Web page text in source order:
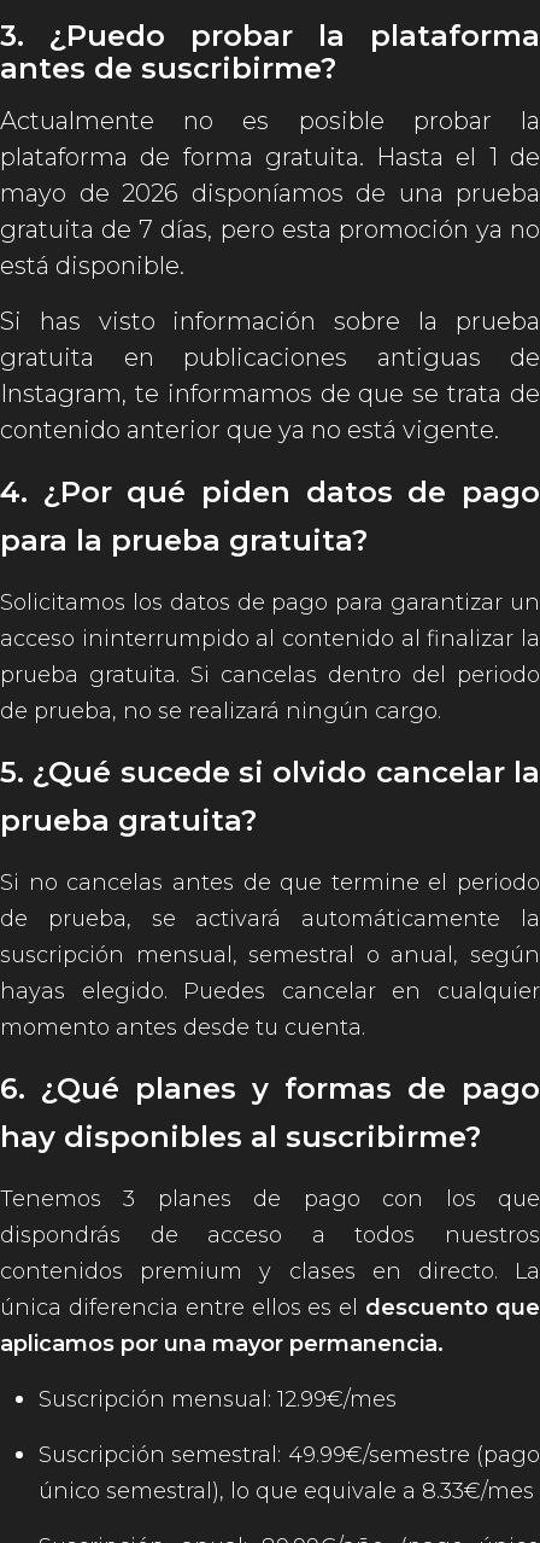
3. ¿Puedo probar la plataforma
antes de suscribirme?
Actualmente no es posible probar la
plataforma de forma gratuita. Hasta el 1 de
mayo de 2026 disponíamos de una prueba
gratuita de 7 días, pero esta promoción ya no
está disponible.
Si has visto información sobre la prueba
gratuita en publicaciones antiguas de
Instagram, te informamos de que se trata de
contenido anterior que ya no está vigente.
4. ¿Por qué piden datos de pago
para la prueba gratuita?
Solicitamos los datos de pago para garantizar un
acceso ininterrumpido al contenido al finalizar la
prueba gratuita. Si cancelas dentro del periodo
de prueba, no se realizará ningún cargo.
5. ¿Qué sucede si olvido cancelar la
prueba gratuita?
Si no cancelas antes de que termine el periodo
de prueba, se activará automáticamente la
suscripción mensual, semestral o anual, según
hayas elegido. Puedes cancelar en cualquier
momento antes desde tu cuenta.
6. ¿Qué planes y formas de pago
hay disponibles al suscribirme?
Tenemos 3 planes de pago con los que
dispondrás de acceso a todos nuestros
contenidos premium y clases en directo. La
única diferencia entre ellos es el descuento que
aplicamos por una mayor permanencia.
Suscripción mensual: 12.99€/mes
Suscripción semestral: 49.99€/semestre (pago
único semestral), lo que equivale a 8.33€/mes